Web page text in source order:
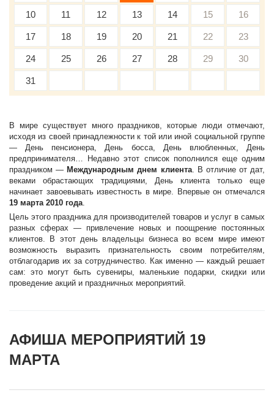
10 11 12 13 14 15 16
17 18 19 20 21 22 23
24 25 26 27 28 29 30
31
В мире существует много праздников, которые люди отмечают,
исходя из своей принадлежности к той или иной социальной группе
— День пенсионера, День босса, День влюбленных, День
предпринимателя… Недавно этот список пополнился еще одним
праздником — Международным днем клиента. В отличие от дат,
веками обрастающих традициями, День клиента только еще
начинает завоевывать известность в мире. Впервые он отмечался
19 марта 2010 года.
Цель этого праздника для производителей товаров и услуг в самых
разных сферах — привлечение новых и поощрение постоянных
клиентов. В этот день владельцы бизнеса во всем мире имеют
возможность выразить признательность своим потребителям,
отблагодарив их за сотрудничество. Как именно — каждый решает
сам: это могут быть сувениры, маленькие подарки, скидки или
проведение акций и праздничных мероприятий.
АФИША МЕРОПРИЯТИЙ 19
МАРТА